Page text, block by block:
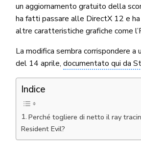
un aggiornamento gratuito della
ha fatti passare alle DirectX 12 e ha
altre caratteristiche grafiche come
La modifica sembra corrispondere a
del 14 aprile,documentato qui da
Indice
Perché togliere di netto il ray
Resident Evil?